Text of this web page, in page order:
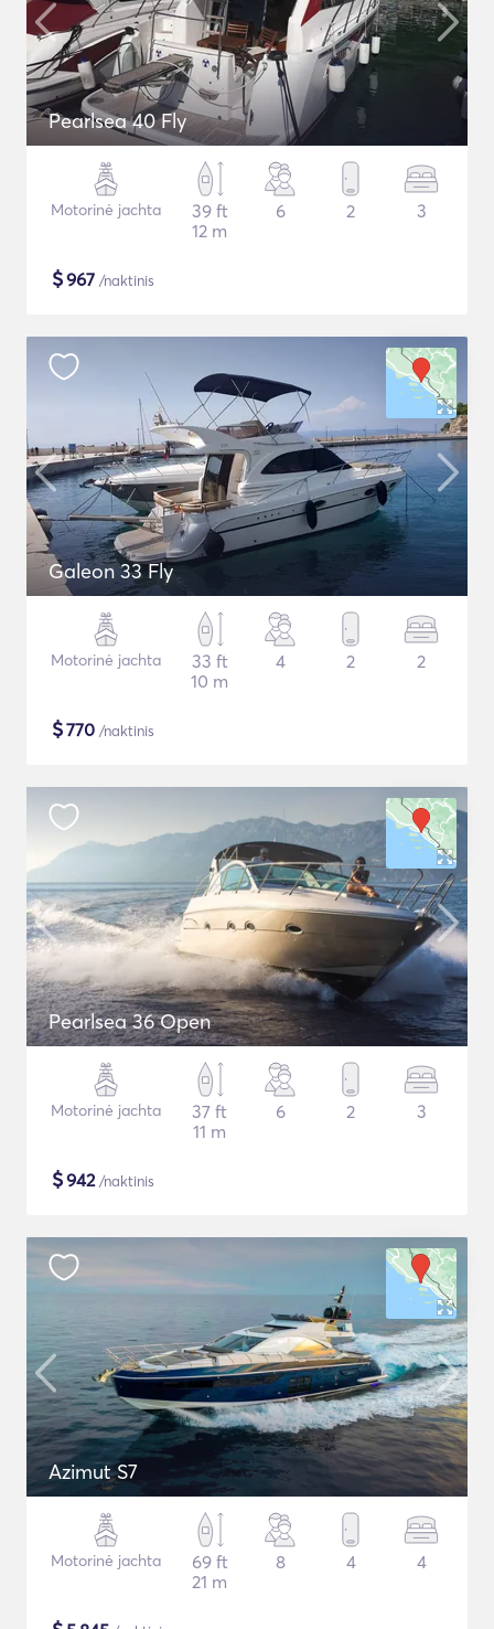
Pearlsea 40 Fly
Motorinė jachta
39 ft
12 m
6 2 3
$967 /naktinis
Galeon 33 Fly
Motorinė jachta
33 ft
10 m
4 2 2
$770 /naktinis
Pearlsea 36 Open
Motorinė jachta
37 ft
11 m
6 2 3
$942/naktinis
Azimut S7
Motorinė jachta
69 ft
21 m
8 4 4